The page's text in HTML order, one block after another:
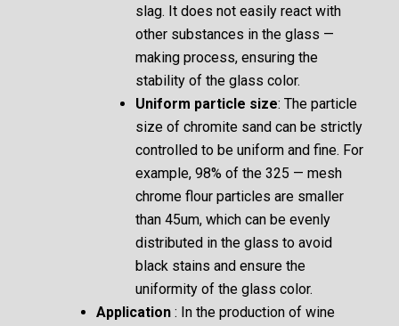
slag. It does not easily react with
other substances in the glass —
making process, ensuring the
stability of the glass color.
Uniform particle size: The particle
size of chromite sand can be strictly
controlled to be uniform and fine. For
example, 98% of the 325 — mesh
chrome flour particles are smaller
than 45um, which can be evenly
distributed in the glass to avoid
black stains and ensure the
uniformity of the glass color.
Application : In the production of wine